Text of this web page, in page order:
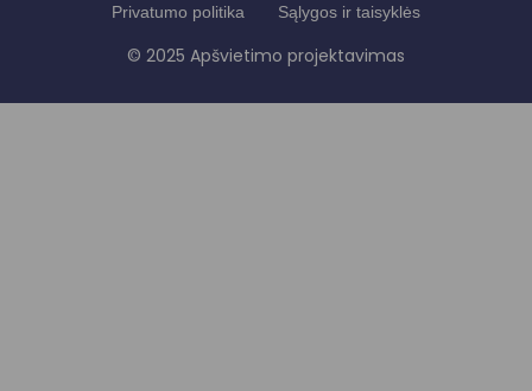
Privatumo politika Sąlygos ir taisyklės
© 2025 Apšvietimo projektavimas